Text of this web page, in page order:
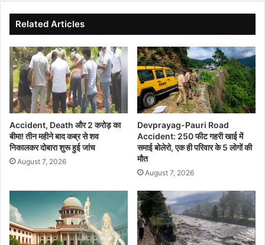
ए
खु
लें
गे
भा
ग्य
द्वा
र
हीं
हो
ने
से
स
ड़
ग
ई
क
रो
ड़ों
,
कि
सा
Related Articles
Accident, Death और 2 करोड़ का
बीमा! तीन महीने बाद कब्र से शव
निकालकर दोबारा शुरू हुई जांच
August 7, 2026
Devprayag-Pauri Road
Accident: 250 फीट गहरी खाई में
समाई बोलेरो, एक ही परिवार के 5 लोगों की
मौत
August 7, 2026